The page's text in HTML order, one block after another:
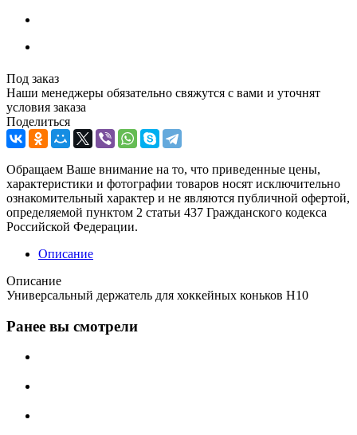
Под заказ
Наши менеджеры обязательно свяжутся с вами и уточнят
условия заказа
Поделиться
Обращаем Ваше внимание на то, что приведенные цены,
характеристики и фотографии товаров носят исключительно
ознакомительный характер и не являются публичной офертой,
определяемой пунктом 2 статьи 437 Гражданского кодекса
Российской Федерации.
Описание
Описание
Универсальный держатель для хоккейных коньков H10
Ранее вы смотрели